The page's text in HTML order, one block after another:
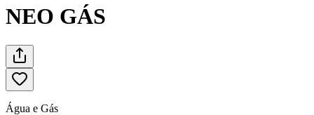
NEO GÁS
Água e Gás